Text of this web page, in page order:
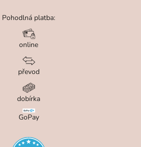
Pohodlná platba:
online
převod
dobírka
GoPay